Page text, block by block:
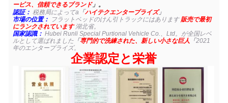
ービス、信頼できるブランド」。
認証： 税務局によってa 「ハイテクエンタープライズ」
市場の位置：
フラットベッドのけん引トラックにはあります 販売で最初
にランクされています 湖北省。
国家認識： Hubei Runli Special Purtional Vehicle Co.、Ltd。が全国レベ
ルとして選ばれました 「専門的で洗練された、新しい小さな巨人 「2021
年のエンタープライズ。
企業認定と栄誉